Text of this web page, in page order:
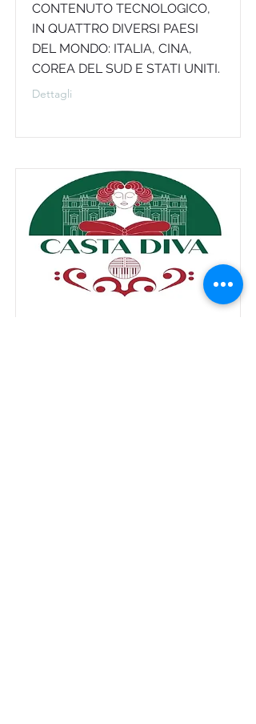
CONTENUTO TECNOLOGICO,
IN QUATTRO DIVERSI PAESI
DEL MONDO: ITALIA, CINA,
COREA DEL SUD E STATI UNITI.
Dettagli